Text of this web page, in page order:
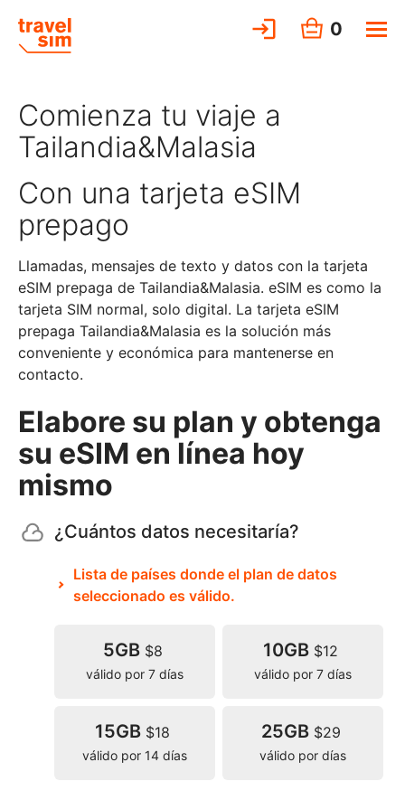
0
Comienza tu viaje a
Tailandia&Malasia
Con una tarjeta eSIM
prepago
Llamadas, mensajes de texto y datos con la tarjeta
eSIM prepaga de Tailandia&Malasia. eSIM es como la
tarjeta SIM normal, solo digital. La tarjeta eSIM
prepaga Tailandia&Malasia es la solución más
conveniente y económica para mantenerse en
contacto.
Elabore su plan y obtenga
su eSIM en línea hoy
mismo
¿Cuántos datos necesitaría?
Lista de países donde el plan de datos
seleccionado es válido.
5GB $8
válido por 7 días
10GB $12
válido por 7 días
15GB $18
válido por 14 días
25GB $29
válido por días